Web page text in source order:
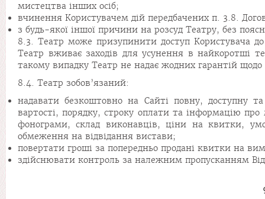
мистецтва інших осіб;
вчинення Користувачем дій передбачених п. 3.8.
з будь-якої іншої причини на розсуд Театру, без
8.3. Театр може призупинити доступ Користувача
Театр вживає заходів для усунення в найкоротші
такому випадку Театр не надає жодних гарантій
8.4. Театр зобов’язаний:
надавати безкоштовно на Сайті повну, доступну
вартості, порядку, строку оплати та інформацію
фонограми, склад виконавців, ціни на квитки,
обмеження на відвідання вистави;
повертати гроші за попередньо продані квитки на
здійснювати контроль за належним пропусканням